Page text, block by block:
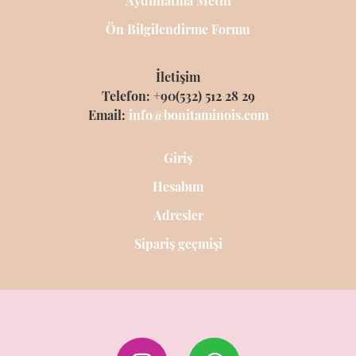
Ön Bilgilendirme Formu
İletişim
Telefon: +90(532) 512 28 29
Email: info@bonitaminois.com
Giriş
Hesabım
Adresler
Sipariş geçmişi